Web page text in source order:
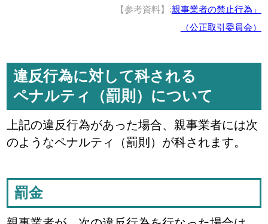
【参考資料】:親事業者の禁止行為」
（公正取引委員会）
違反行為に対して科される
ペナルティ（罰則）について
上記の違反行為があった場合、親事業者には次
のようなペナルティ（罰則）が科されます。
罰金